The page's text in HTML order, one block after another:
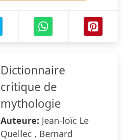
Dictionnaire
critique de
mythologie
Auteure: Jean-loïc Le
Quellec , Bernard